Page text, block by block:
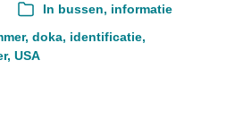
In bussen, informatie
,doka, identificatie,
,USA